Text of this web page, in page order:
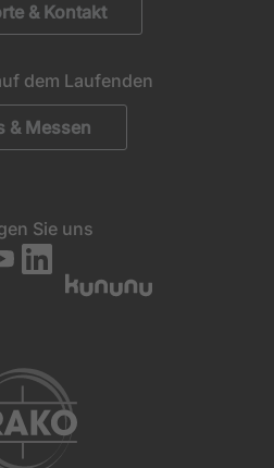
& Kontakt
dem Laufenden
& Messen
Sie uns
Ihrer vorgenommen
falls der Webseiten-Betreiber